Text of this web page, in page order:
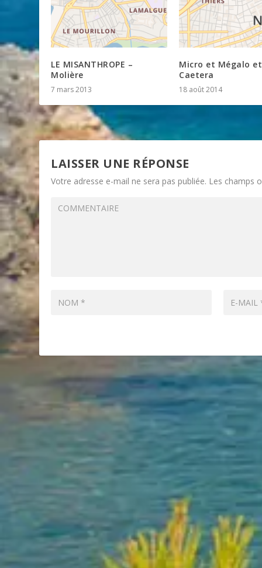
LE MISANTHROPE –
Molière
7 mars 2013
Micro et Mégalo et
Caetera
18 août 2014
LAISSER UNE RÉPONSE
Votre adresse e-mail ne sera pas publiée. Les champs